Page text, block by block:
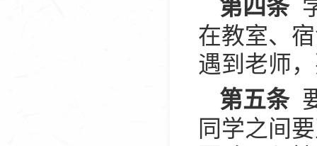
在教室、
遇到老师
第五条
同学之间